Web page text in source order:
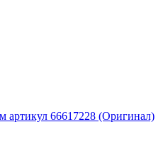
66617228 (Оригинал)